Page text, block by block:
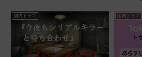
国内ドラマ 国内ドラマ